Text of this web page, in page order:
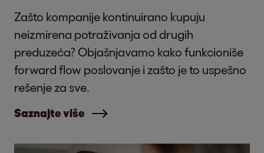
Zašto kompanije kontinuirano kupuju
neizmirena potraživanja od drugih
preduzeća? Objašnjavamo kako funkcioniše
forward flow poslovanje i zašto je to uspešno
rešenje za sve.
Saznajte više